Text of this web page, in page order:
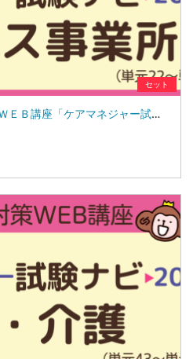
セット
🎥ケアマネジャー受験対策ＷＥＢ講座「ケアマネジャー試験ナビ２０２６」サービス事業所